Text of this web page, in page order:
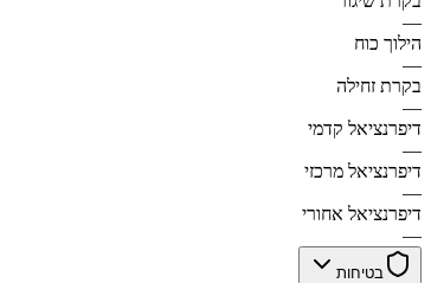
—
הילוך כוח
—
בקרת זחילה
—
דיפרנציאל קדמי
—
דיפרנציאל מרכזי
—
דיפרנציאל אחורי
—
בטיחות